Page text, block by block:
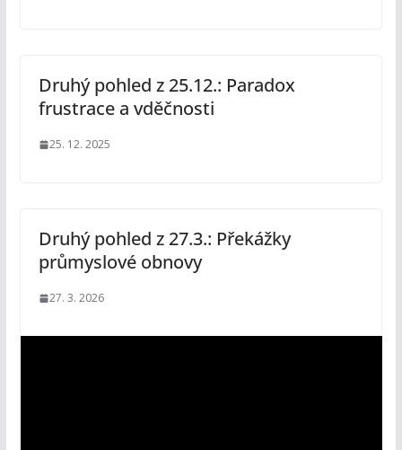
Druhý pohled z 25.12.: Paradox
frustrace a vděčnosti
25. 12. 2025
Druhý pohled z 27.3.: Překážky
průmyslové obnovy
27. 3. 2026